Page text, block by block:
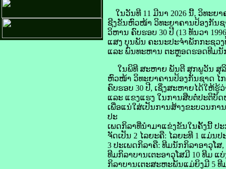
ໃນວັນທີ 11 ມີນາ 2026 ນີ້, ວິທະ
ຊີງຂັນຫົວໜ້າ ວິທະຍາຄານປ້ອງກັນ
ວິຫານ ຄົບຮອບ 30 ປີ (13 ທັນວາ
ແສງ ບຸນພັນ ຄະນະປະຈໍາພັກກະຊວ
ແລະ ພົນທະຫານ ຕະຫຼອດຮອດທີມນັ
ໃນພິທີ ສະຫາຍ ພັນຕີ ສຸກພູວັນ ສຸ
ຫົວໜ້າ ວິທະຍາຄານປ້ອງກັນຊາດ ໄ
ຄົບຮອບ 30 ປີ, ເຊິ່ງສະຫາຍໄດ້ໃຫ້
ແລະ ແຂງແຮງ ໃນການສືບຕໍ່ປະຕິບັ
ເພື່ອແນ່ໃສ່ເປັນການສ້າງຂະບວນກ
ປະ
ເພດກິລາທີ່ນຳມາແຂ່ງຂັນໃນຄັ້ງນີ້ ປ
ຈັດເປັນ 2 ໄລຍະຄື: ໄລຍະທີ 1 ແມ່ນ
3 ປະເພດກິລາຄື: ທີມນັກກິລາອາວຸໂ
ທີມກິລາບານເຕະອາວຸໂສມີ 10 ທີມ ແ
ກິລາບານເຕະສະຫະພັນແມ່ຍິງມີ 5 ທີ